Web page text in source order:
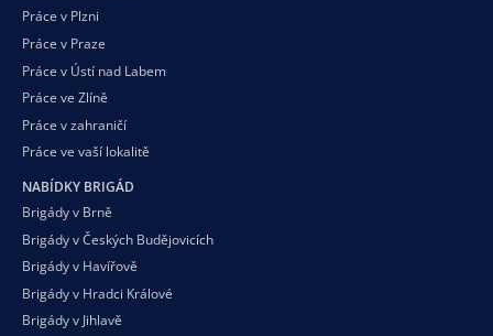
Práce v Plzni
Práce v Praze
Práce v Ústí nad Labem
Práce ve Zlíně
Práce v zahraničí
Práce ve vaší lokalitě
NABÍDKY BRIGÁD
Brigády v Brně
Brigády v Českých Budějovicích
Brigády v Havířově
Brigády v Hradci Králové
Brigády v Jihlavě